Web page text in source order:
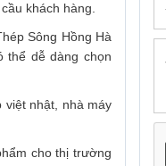
khách hàng.
Sông Hồng Hà
thể dễ dàng chọn
nhật, nhà máy
cho thị trường